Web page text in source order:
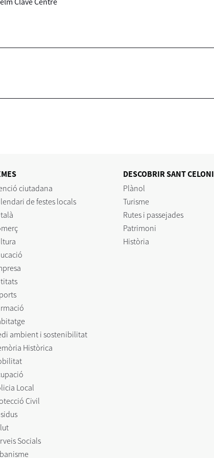
ciutadana
de festes locals
ambient i sostenibilitat
Històrica
Local
Civil
Socials
DESCOBRIR SANT CELONI
Plànol
Turisme
Rutes i passejades
Patrimoni
Història